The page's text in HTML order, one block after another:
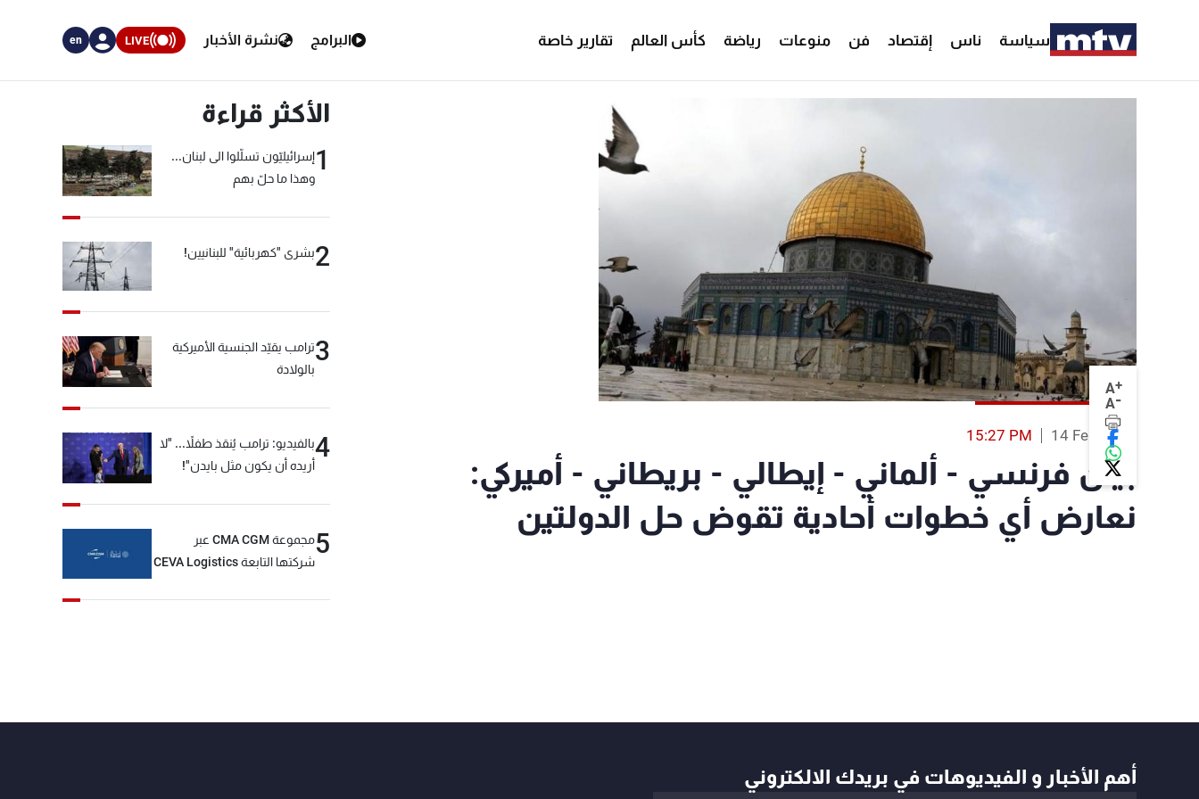
سياسة ناس إقتصاد فن منوعات رياضة كأس العالم تقارير خاصة البرامج نشرة الأخبار LIVE
en
A+
A-
14 Feb 2023
15:27 PM
بيان فرنسي - ألماني - إيطالي - بريطاني - أميركي:
نعارض أي خطوات أحادية تقوض حل الدولتين
الأكثر قراءة
1إسرائيليّون تسلّلوا الى لبنان...
وهذا ما حلّ بهم
2بشرى "كهربائية" للبنانيين!
3ترامب يقيّد الجنسية الأميركية
بالولادة
4بالفيديو: ترامب يُنقذ طفلاً... "لا
أريده أن يكون مثل بايدن"!
5
مجموعة CMA CGM عبر
شركتها التابعة CEVA Logistics
أهم الأخبار و الفيديوهات في بريدك الالكتروني